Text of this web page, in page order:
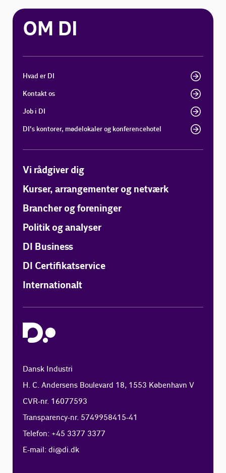
OM DI
Hvad er DI
Kontakt os
Job i DI
DI's kontorer, mødelokaler og konferencehotel
Vi rådgiver dig
Kurser, arrangementer og netværk
Brancher og foreninger
Politik og analyser
DI Business
DI Certifikatservice
Internationalt
Dansk Industri
H. C. Andersens Boulevard 18, 1553 København V
CVR-nr. 16077593
Transparency-nr. 5749958415-41
Telefon: +45 3377 3377
E-mail:di@di.dk